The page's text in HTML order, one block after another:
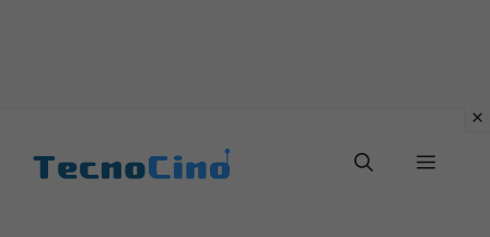
Menu